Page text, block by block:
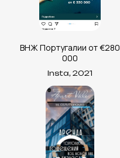
ВНЖ Португалии от €280
000
Insta, 2021